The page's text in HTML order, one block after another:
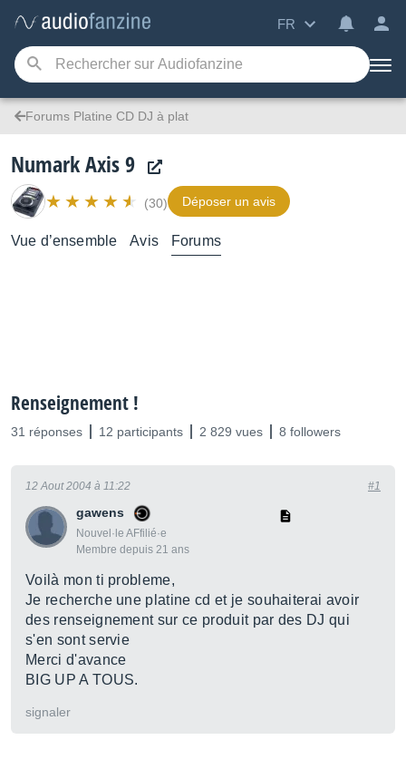
FR
Forums Platine CD DJ à plat
Numark Axis 9
(30) Déposer un avis
Vue d’ensemble Avis Forums
Renseignement !
31 réponses 12 participants 2 829 vues 8 followers
gawens
Nouvel·le AFfilié·e
Membre depuis 21 ans
12 Aout 2004 à 11:22 #1
Voilà mon ti probleme,
Je recherche une platine cd et je souhaiterai avoir
des renseignement sur ce produit par des DJ qui
s'en sont servie
Merci d'avance
BIG UP A TOUS.
signaler